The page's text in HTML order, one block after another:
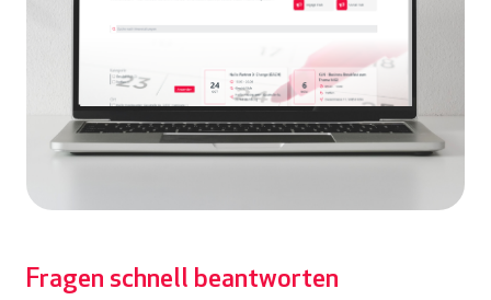
Fragen schnell beantworten